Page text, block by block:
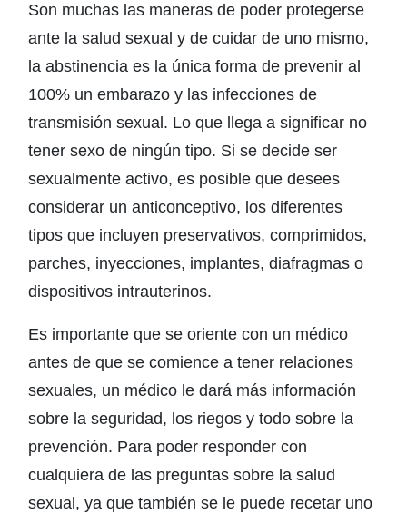
Son muchas las maneras de poder protegerse
ante la salud sexual y de cuidar de uno mismo,
la abstinencia es la única forma de prevenir al
100% un embarazo y las infecciones de
transmisión sexual. Lo que llega a significar no
tener sexo de ningún tipo. Si se decide ser
sexualmente activo, es posible que desees
considerar un anticonceptivo, los diferentes
tipos que incluyen preservativos, comprimidos,
parches, inyecciones, implantes, diafragmas o
dispositivos intrauterinos.
Es importante que se oriente con un médico
antes de que se comience a tener relaciones
sexuales, un médico le dará más información
sobre la seguridad, los riegos y todo sobre la
prevención. Para poder responder con
cualquiera de las preguntas sobre la salud
sexual, ya que también se le puede recetar uno